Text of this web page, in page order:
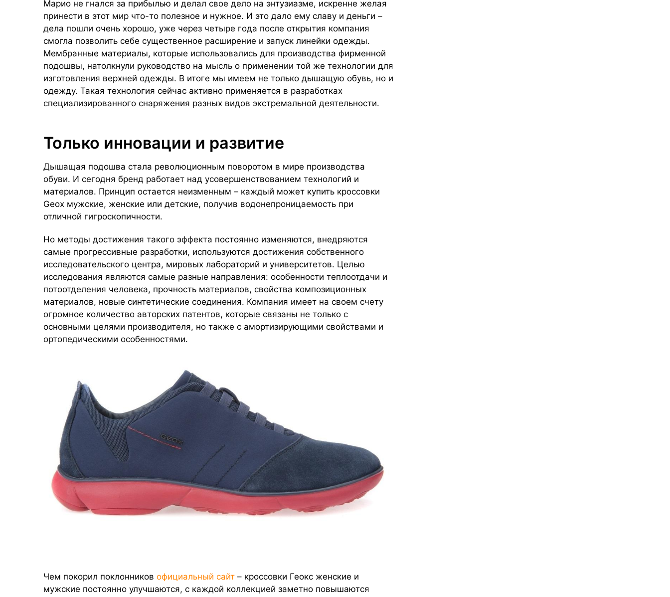
Марио не гнался за прибылью и делал свое дело на энтузиазме, искренне желая
принести в этот мир что-то полезное и нужное. И это дало ему славу и деньги –
дела пошли очень хорошо, уже через четыре года после открытия компания
смогла позволить себе существенное расширение и запуск линейки одежды.
Мембранные материалы, которые использовались для производства фирменной
подошвы, натолкнули руководство на мысль о применении той же технологии для
изготовления верхней одежды. В итоге мы имеем не только дышащую обувь, но и
одежду. Такая технология сейчас активно применяется в разработках
специализированного снаряжения разных видов экстремальной деятельности.
Только инновации и развитие
Дышащая подошва стала революционным поворотом в мире производства
обуви. И сегодня бренд работает над усовершенствованием технологий и
материалов. Принцип остается неизменным – каждый может купить кроссовки
Geox мужские, женские или детские, получив водонепроницаемость при
отличной гигроскопичности.
Но методы достижения такого эффекта постоянно изменяются, внедряются
самые прогрессивные разработки, используются достижения собственного
исследовательского центра, мировых лабораторий и университетов. Целью
исследования являются самые разные направления: особенности теплоотдачи и
потоотделения человека, прочность материалов, свойства композиционных
материалов, новые синтетические соединения. Компания имеет на своем счету
огромное количество авторских патентов, которые связаны не только с
основными целями производителя, но также с амортизирующими свойствами и
ортопедическими особенностями.
Чем покорил поклонников официальный сайт – кроссовки Геокс женские и
мужские постоянно улучшаются, с каждой коллекцией заметно повышаются